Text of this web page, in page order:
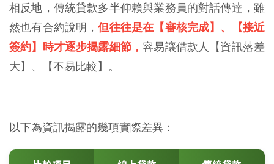
相反地，傳統貸款多半仰賴與業務員的對話傳達，雖
然也有合約說明，但往往是在【審核完成】、【接近
簽約】時才逐步揭露細節，容易讓借款人【資訊落差
大】、【不易比較】。
以下為資訊揭露的幾項實際差異：